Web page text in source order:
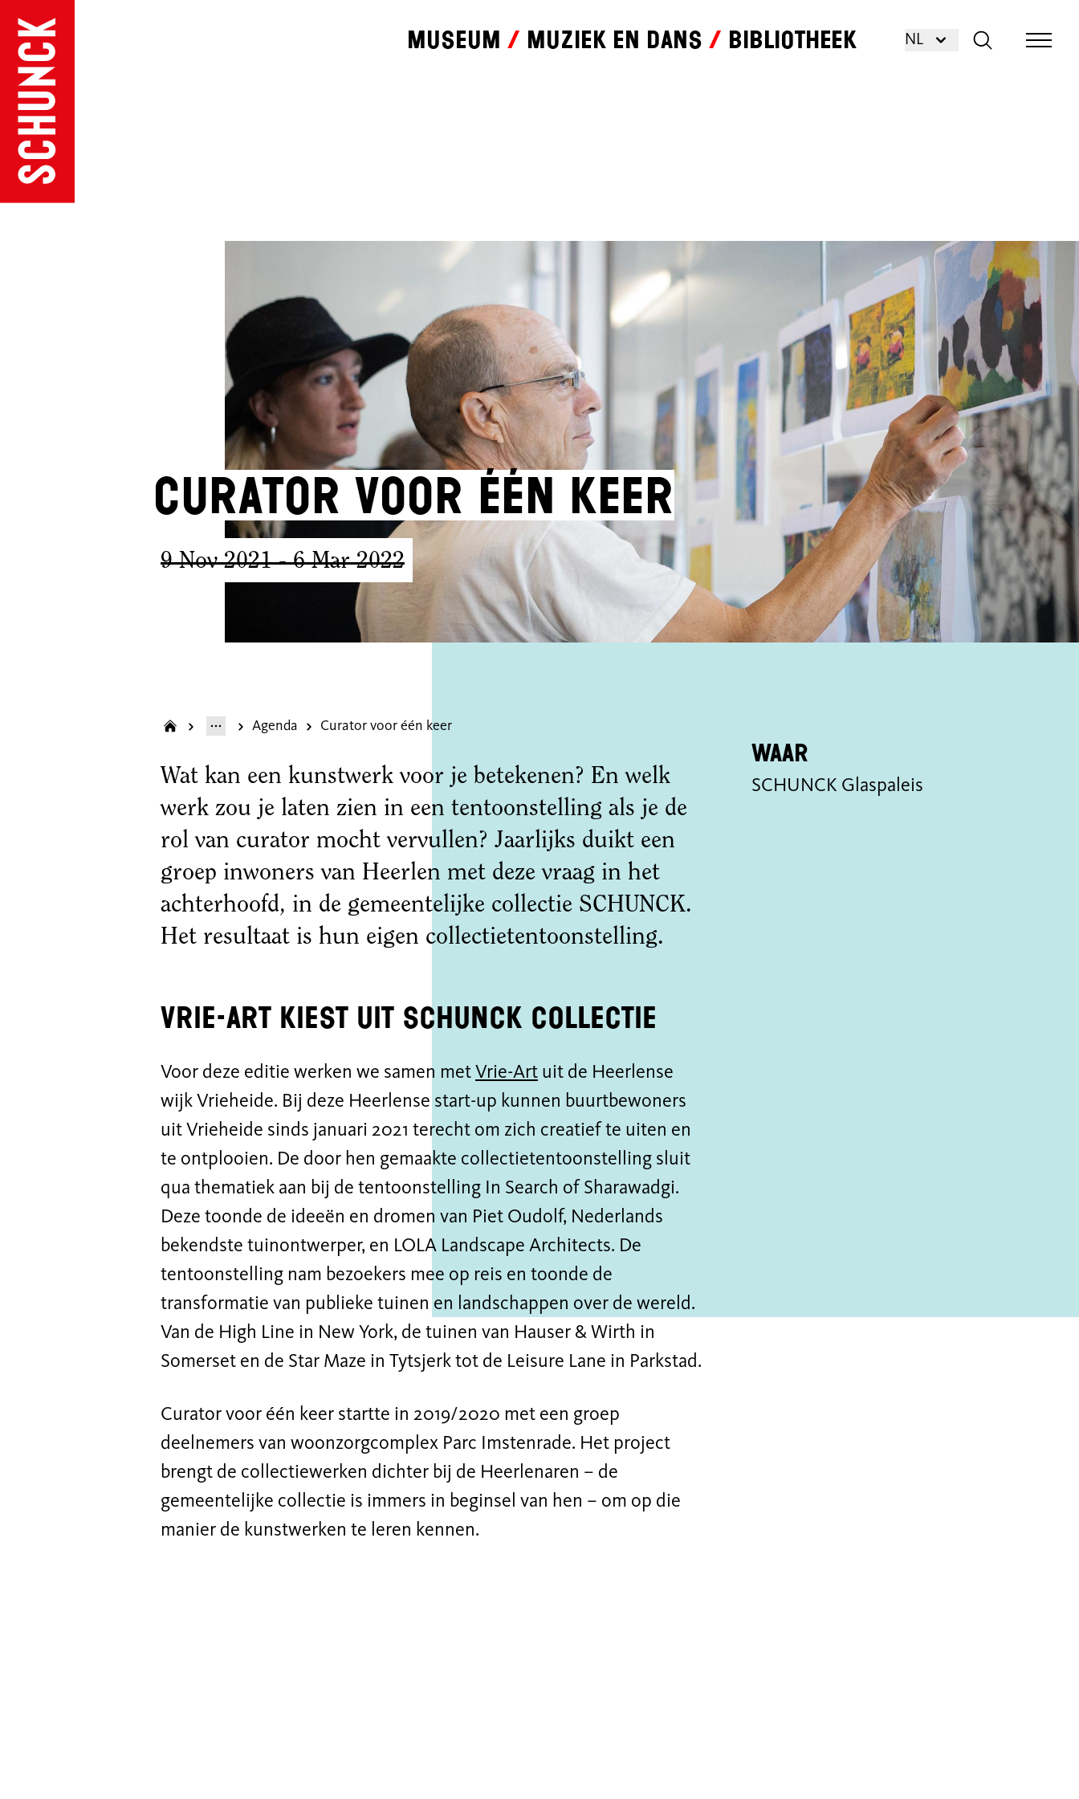
Museum Muziek en dans Bibliotheek NL
Curator voor één keer
9 Nov 2021- 6 Mar 2022
Agenda Curator voor één keer
Wat kan een kunstwerk voor je betekenen? En welk
werk zou je laten zien in een tentoonstelling als je de
rol van curator mocht vervullen? Jaarlijks duikt een
groep inwoners van Heerlen met deze vraag in het
achterhoofd, in de gemeentelijke collectie SCHUNCK.
Het resultaat is hun eigen collectietentoonstelling.
Vrie-Art kiest uit SCHUNCK collectie
Voor deze editie werken we samen met Vrie-Art uit de Heerlense
wijk Vrieheide. Bij deze Heerlense start-up kunnen buurtbewoners
uit Vrieheide sinds januari 2021 terecht om zich creatief te uiten en
te ontplooien. De door hen gemaakte collectietentoonstelling sluit
qua thematiek aan bij de tentoonstelling In Search of Sharawadgi.
Deze toonde de ideeën en dromen van Piet Oudolf, Nederlands
bekendste tuinontwerper, en LOLA Landscape Architects. De
tentoonstelling nam bezoekers mee op reis en toonde de
transformatie van publieke tuinen en landschappen over de wereld.
Van de High Line in New York, de tuinen van Hauser & Wirth in
Somerset en de Star Maze in Tytsjerk tot de Leisure Lane in Parkstad.
Curator voor één keer startte in 2019/2020 met een groep
deelnemers van woonzorgcomplex Parc Imstenrade. Het project
brengt de collectiewerken dichter bij de Heerlenaren – de
gemeentelijke collectie is immers in beginsel van hen – om op die
manier de kunstwerken te leren kennen.
Waar
SCHUNCK Glaspaleis